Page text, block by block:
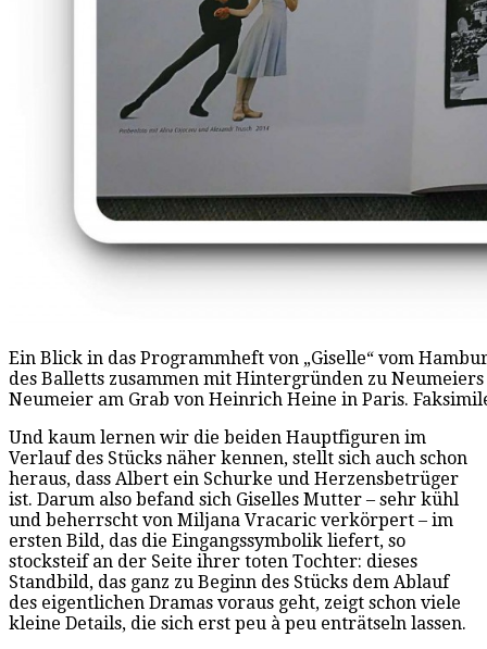
Ein Blick in das Programmheft von „Giselle“ vom
des Balletts zusammen mit Hintergründen zu
Neumeier am Grab von Heinrich Heine in Paris.
Und kaum lernen wir die beiden Hauptfiguren im
Verlauf des Stücks näher kennen, stellt sich auch schon
heraus, dass Albert ein Schurke und Herzensbetrüger
ist. Darum also befand sich Giselles Mutter – sehr kühl
und beherrscht von Miljana Vracaric verkörpert – im
ersten Bild, das die Eingangssymbolik liefert, so
stocksteif an der Seite ihrer toten Tochter: dieses
Standbild, das ganz zu Beginn des Stücks dem Ablauf
des eigentlichen Dramas voraus geht, zeigt schon viele
kleine Details, die sich erst peu à peu enträtseln lassen.